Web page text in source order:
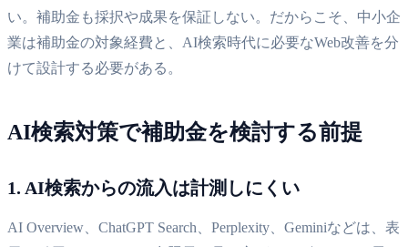
い。補助金も採択や成果を保証しない。だからこそ、中小企
業は補助金の対象経費と、AI検索時代に必要なWeb改善を分
けて設計する必要がある。
AI検索対策で補助金を検討する前提
1. AI検索からの流入は計測しにくい
AI Overview、ChatGPT Search、Perplexity、Geminiなどは、表